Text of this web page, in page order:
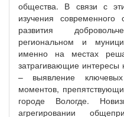
общества. В связи с
изучения
развития
региональном и
именно на местах
затрагивающие интересы
– выявление
моментов,
городе Вологде.
агрегировании